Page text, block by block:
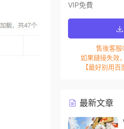
VIP免費
售後客服
如果鏈接失效
【最好别用百
最新文章